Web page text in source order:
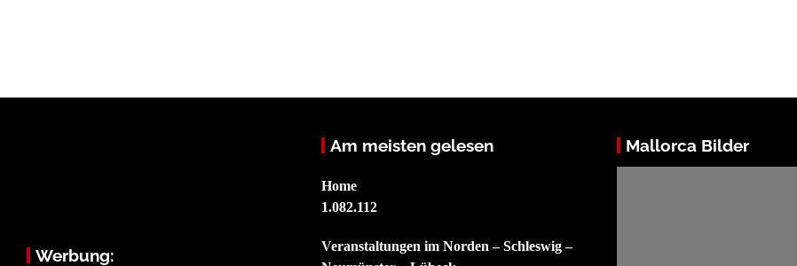
Werbung:
Am meisten gelesen
Home
1.082.112
Veranstaltungen im Norden – Schleswig –
Mallorca Bilder